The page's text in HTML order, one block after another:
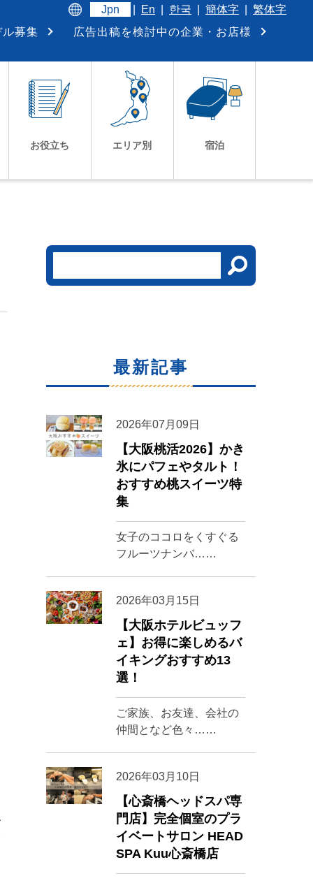
募集 広告出稿を検討中の企業・お店様
Jpn En 한국 簡体字 繁体字
お役立ち エリア別 宿泊
最新記事
2026年07月09日
【大阪桃活2026】かき
氷にパフェやタルト！
おすすめ桃スイーツ特
集
女子のココロをくすぐる
フルーツナンバ……
2026年03月15日
【大阪ホテルビュッフ
ェ】お得に楽しめるバ
イキングおすすめ13
選！
ご家族、お友達、会社の
仲間となど色々……
2026年03月10日
【心斎橋ヘッドスパ専
門店】完全個室のプラ
イベートサロン HEAD
SPA Kuu心斎橋店